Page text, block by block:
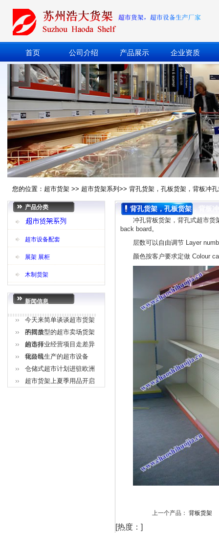
首页 公司介绍 产品展示 企业资质
您的位置： 超市货架 >> 超市货架系列 >> 背孔货架，孔板货架，背板冲
背孔货架，孔板货架，背板
冲孔背板货架，背孔式超市货
back board。
层数可以自由调节 Layer
颜色按客户要求定做 Colour
上一个产品： 背板货架
[热度： ]
产品分类
超市设备配套
展架 展柜
木制货架
新闻信息
今天来简单谈谈超市货架
的摆放
不同类型的超市卖场货架
的选择
超市行业经营项目走差异
化路线
我公司生产的超市设备
仓储式超市计划进驻欧洲
超市货架上夏季用品开启